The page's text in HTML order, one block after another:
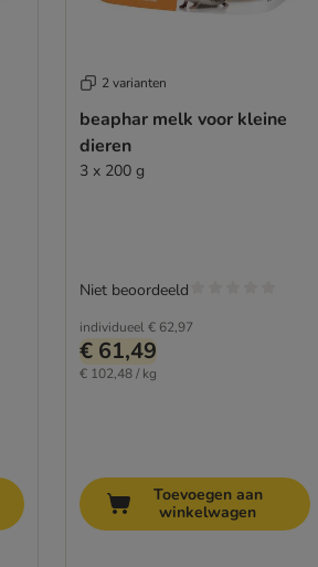
2 varianten
beaphar melk voor kleine
dieren
3 x 200 g
individueel € 62,97
€ 61,49
€ 102,48 / kg
Niet beoordeeld
Toevoegen aan
winkelwagen